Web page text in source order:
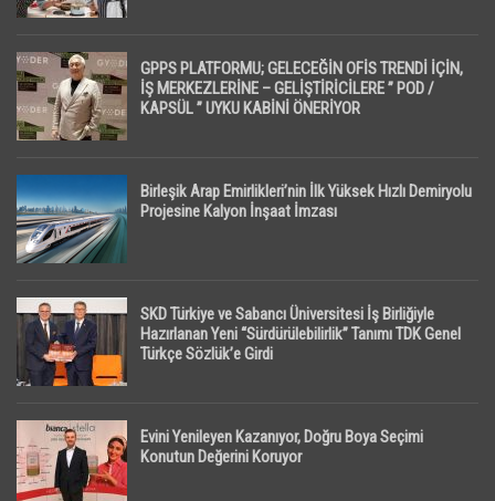
GPPS PLATFORMU; GELECEĞİN OFİS TRENDİ İÇİN,
İŞ MERKEZLERİNE – GELİŞTİRİCİLERE ” POD /
KAPSÜL ” UYKU KABİNİ ÖNERİYOR
Birleşik Arap Emirlikleri’nin İlk Yüksek Hızlı Demiryolu
Projesine Kalyon İnşaat İmzası
SKD Türkiye ve Sabancı Üniversitesi İş Birliğiyle
Hazırlanan Yeni “Sürdürülebilirlik” Tanımı TDK Genel
Türkçe Sözlük’e Girdi
Evini Yenileyen Kazanıyor, Doğru Boya Seçimi
Konutun Değerini Koruyor